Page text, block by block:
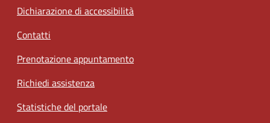
Dichiarazione di accessibilità
Contatti
Prenotazione appuntamento
Richiedi assistenza
Statistiche del portale